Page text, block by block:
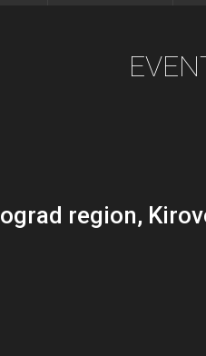
region,